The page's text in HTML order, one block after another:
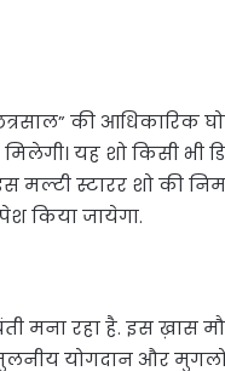
की आधिकारिक
यह शो किसी भी
स्टारर शो की
किया जायेगा.
मना रहा है. इस ख़ास
योगदान और